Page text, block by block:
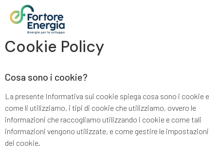
Cookie Policy
Cosa sono i cookie?
La presente Informativa sui cookie spiega cosa sono i cookie e
come li utilizziamo, i tipi di cookie che utilizziamo, ovvero le
informazioni che raccogliamo utilizzando i cookie e come tali
informazioni vengono utilizzate, e come gestire le impostazioni
dei cookie.